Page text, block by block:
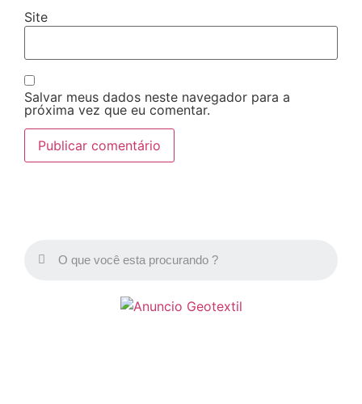
Site
Salvar meus dados neste navegador para a
próxima vez que eu comentar.